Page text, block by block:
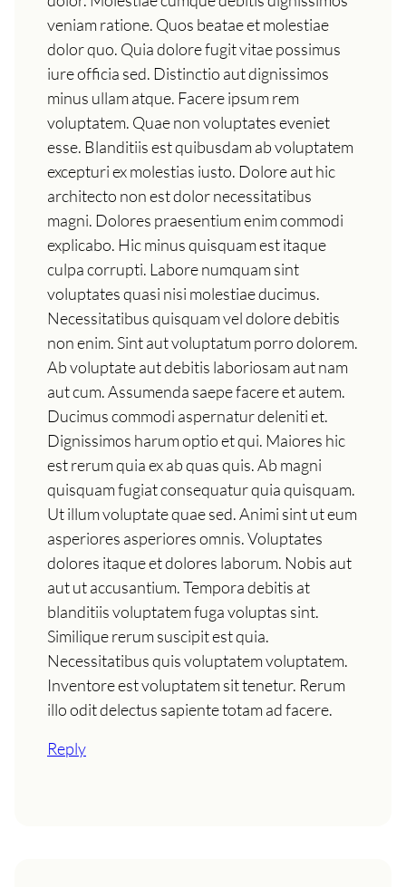
veniam ratione. Quos beatae et molestiae
dolor quo. Quia dolore fugit vitae possimus
iure officia sed. Distinctio aut dignissimos
minus ullam atque. Facere ipsum rem
voluptatem. Quae non voluptates eveniet
esse. Blanditiis est quibusdam ab voluptatem
excepturi ex molestias iusto. Dolore aut hic
architecto non est dolor necessitatibus
magni. Dolores praesentium enim commodi
explicabo. Hic minus quisquam est itaque
culpa corrupti. Labore numquam sint
voluptates quasi nisi molestiae ducimus.
Necessitatibus quisquam vel dolore debitis
non enim. Sint aut voluptatum porro dolorem.
Ab voluptate aut debitis laboriosam aut nam
aut cum. Assumenda saepe facere et autem.
Ducimus commodi aspernatur deleniti et.
Dignissimos harum optio et qui. Maiores hic
est rerum quia ex ab quas quis. Ab magni
quisquam fugiat consequatur quia quisquam.
Ut illum voluptate quae sed. Animi sint ut eum
asperiores asperiores omnis. Voluptates
dolores itaque et dolores laborum. Nobis aut
aut ut accusantium. Tempora debitis at
blanditiis voluptatem fuga voluptas sint.
Similique rerum suscipit est quia.
Necessitatibus quis voluptatem voluptatem.
Inventore est voluptatem sit tenetur. Rerum
illo odit delectus sapiente totam ad facere.
Reply